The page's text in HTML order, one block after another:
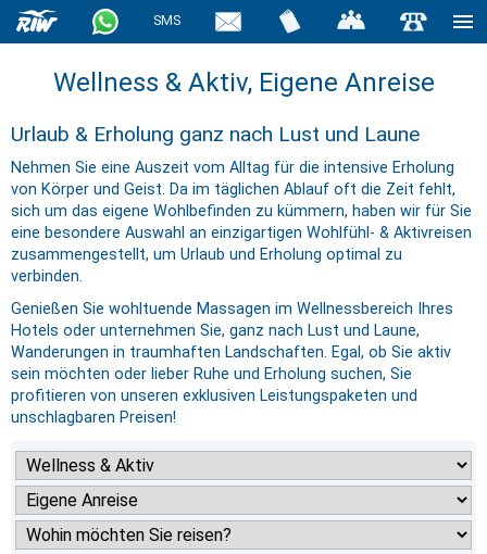
SMS
Wellness & Aktiv, Eigene Anreise
Urlaub & Erholung ganz nach Lust und Laune
Nehmen Sie eine Auszeit vom Alltag für die intensive Erholung
von Körper und Geist. Da im täglichen Ablauf oft die Zeit fehlt,
sich um das eigene Wohlbefinden zu kümmern, haben wir für Sie
eine besondere Auswahl an einzigartigen Wohlfühl- & Aktivreisen
zusammengestellt, um Urlaub und Erholung optimal zu
verbinden.
Genießen Sie wohltuende Massagen im Wellnessbereich Ihres
Hotels oder unternehmen Sie, ganz nach Lust und Laune,
Wanderungen in traumhaften Landschaften. Egal, ob Sie aktiv
sein möchten oder lieber Ruhe und Erholung suchen, Sie
profitieren von unseren exklusiven Leistungspaketen und
unschlagbaren Preisen!